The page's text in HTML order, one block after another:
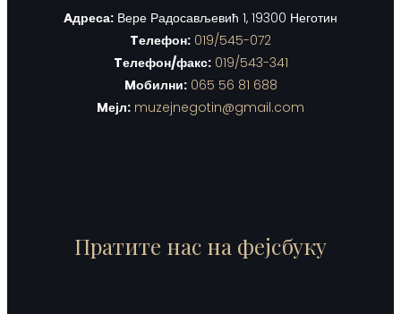
Aдреса: Вере Радосављевић 1, 19300 Неготин
Tелефон: 019/545-072
Tелефон/факс: 019/543-341
Mобилни: 065 56 81 688
Mејл: muzejnegotin@gmail.com
Пратите нас на фејсбуку